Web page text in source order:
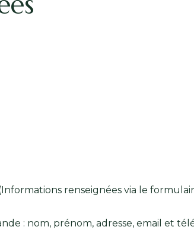
renseignées via le
: nom, prénom, adresse, email et